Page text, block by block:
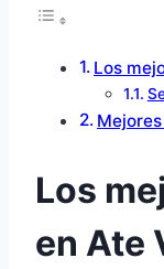
Los
Los
en Ate